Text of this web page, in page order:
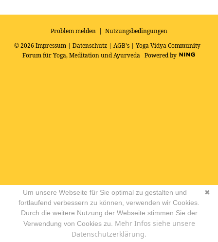
Problem melden | Nutzungsbedingungen
© 2026 Impressum | Datenschutz | AGB's | Yoga Vidya Community -
Forum für Yoga, Meditation und Ayurveda Powered by
✖
Um unsere Webseite für Sie optimal zu gestalten und
fortlaufend verbessern zu können, verwenden wir Cookies.
Durch die weitere Nutzung der Webseite stimmen Sie der
Verwendung von Cookies zu. Mehr Infos siehe unsere
Datenschutzerklärung.